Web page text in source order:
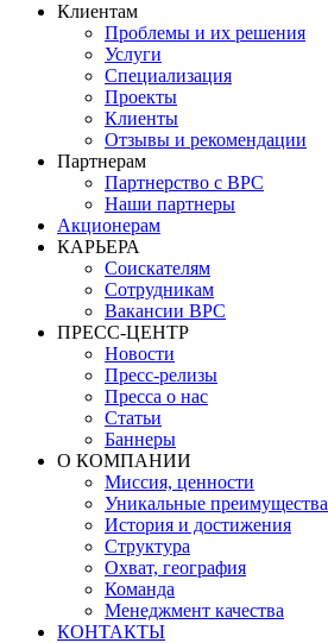
Клиентам
Проблемы и их решения
Услуги
Специализация
Проекты
Клиенты
Отзывы и рекомендации
Партнерам
Партнерство с BPC
Наши партнеры
Акционерам
КАРЬЕРА
Соискателям
Сотрудникам
Вакансии BPC
ПРЕСС-ЦЕНТР
Новости
Пресс-релизы
Пресса о нас
Статьи
Баннеры
О КОМПАНИИ
Миссия, ценности
Уникальные преимущества
История и достижения
Структура
Охват, география
Команда
Менеджмент качества
КОНТАКТЫ